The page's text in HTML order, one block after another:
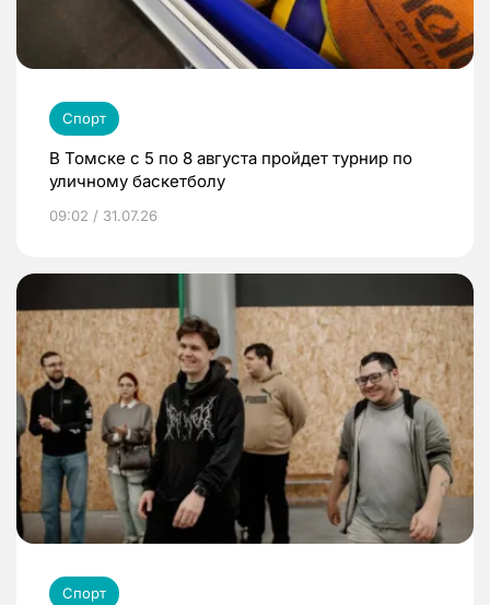
Спорт
В Томске с 5 по 8 августа пройдет турнир по
уличному баскетболу
09:02 / 31.07.26
Спорт